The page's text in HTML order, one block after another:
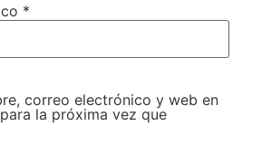
*
correo electrónico y web en
la próxima vez que